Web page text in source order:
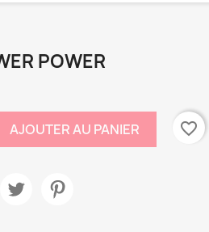
POWER
AJOUTER AU PANIER favorite_border